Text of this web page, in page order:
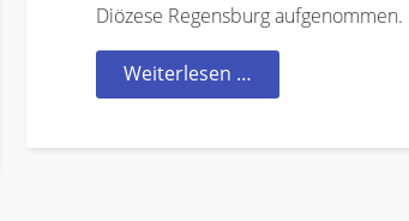
Diözese Regensburg aufgenommen.
Weiterlesen …